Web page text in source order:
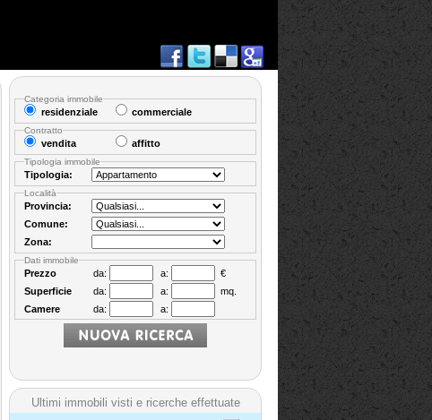
Categoria immobile
residenziale commerciale
Contratto
vendita affitto
Tipologia immobile
Tipologia:
Località
Provincia:
Comune:
Zona:
Dati immobile
Prezzo da: a:
€
Superficie
da: a:
mq.
Camere
da: a:
Ultimi immobili visti e ricerche effettuate